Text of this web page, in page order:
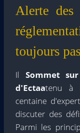
Alerte des
toujours pas
Il Sommet
d'Ectaatenu à
centaine
discuter des
Parmi les